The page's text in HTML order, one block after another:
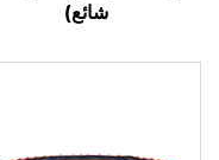
شائع)